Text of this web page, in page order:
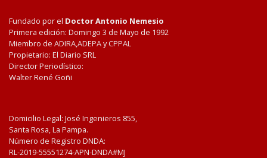
Fundado por el Doctor Antonio Nemesio
Primera edición: Domingo 3 de Mayo de 1992
Miembro de ADIRA,ADEPA y CPPAL
Propietario: El Diario SRL
Director Periodístico:
Walter René Goñi
Domicilio Legal: José Ingenieros 855,
Santa Rosa, La Pampa.
Número de Registro DNDA:
RL-2019-55551274-APN-DNDA#MJ